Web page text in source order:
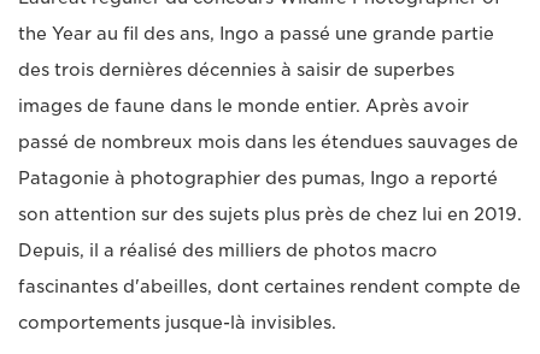
the Year au fil des ans, Ingo a passé une grande partie
des trois dernières décennies à saisir de superbes
images de faune dans le monde entier. Après avoir
passé de nombreux mois dans les étendues sauvages de
Patagonie à photographier des pumas, Ingo a reporté
son attention sur des sujets plus près de chez lui en 2019.
Depuis, il a réalisé des milliers de photos macro
fascinantes d'abeilles, dont certaines rendent compte de
comportements jusque-là invisibles.